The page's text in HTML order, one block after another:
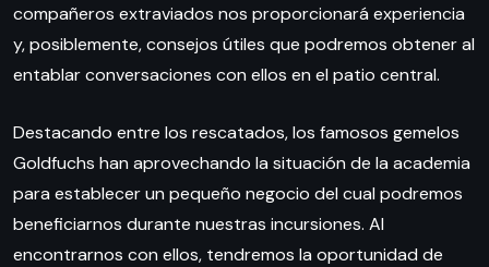
compañeros extraviados nos proporcionará experiencia
y, posiblemente, consejos útiles que podremos obtener al
entablar conversaciones con ellos en el patio central.
Destacando entre los rescatados, los famosos gemelos
Goldfuchs han aprovechando la situación de la academia
para establecer un pequeño negocio del cual podremos
beneficiarnos durante nuestras incursiones. Al
encontrarnos con ellos, tendremos la oportunidad de